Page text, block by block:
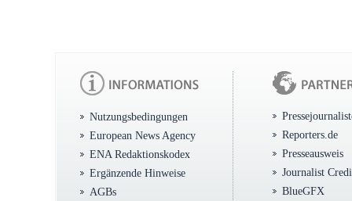
Nutzungsbedingungen
European News Agency
ENA Redaktionskodex
Ergänzende Hinweise
AGBs
Reporters.de
Presseausweis
Journalist
BlueGFX